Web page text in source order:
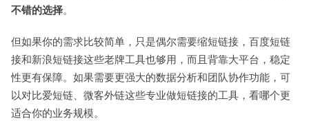
不错的选择。
但如果你的需求比较简单，只是偶尔需要缩短链接，百度短链
接和新浪短链接这些老牌工具也够用，而且背靠大平台，稳定
性更有保障。如果需要更强大的数据分析和团队协作功能，可
以对比爱短链、微客外链这些专业做短链接的工具，看哪个更
适合你的业务规模。